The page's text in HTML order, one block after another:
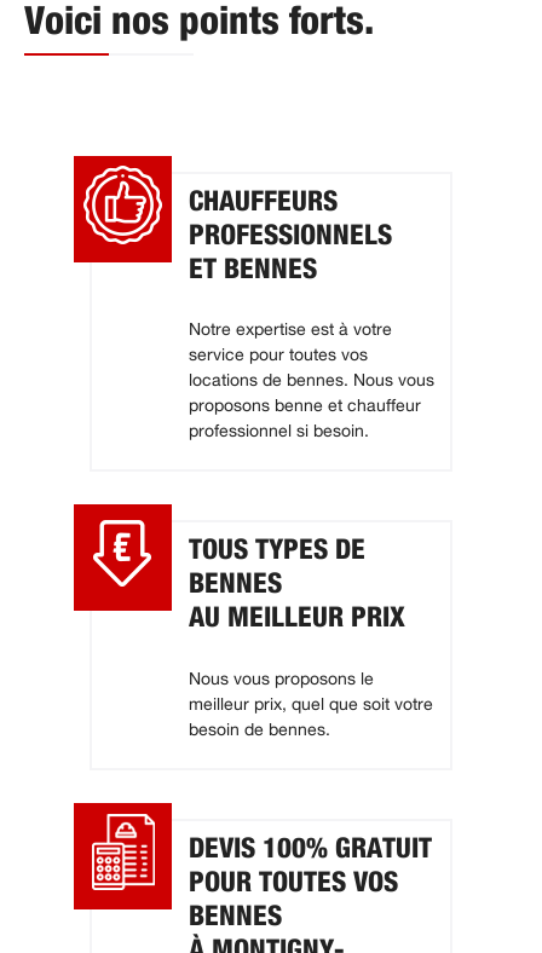
Voici nos points forts.
CHAUFFEURS
PROFESSIONNELS
ET BENNES
Notre expertise est à votre
service pour toutes vos
locations de bennes. Nous vous
proposons benne et chauffeur
professionnel si besoin.
TOUS TYPES DE
BENNES
AU MEILLEUR PRIX
Nous vous proposons le
meilleur prix, quel que soit votre
besoin de bennes.
DEVIS 100% GRATUIT
POUR TOUTES VOS
BENNES